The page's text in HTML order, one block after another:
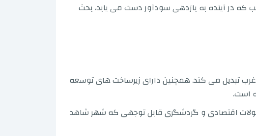
که در آینده به بازدهی سودآور دست می یابد، بحث
غرب تبدیل می کند. همچنین دارای زیرساخت های توسعه
است.
اقتصادی و گردشگری قابل توجهی که شهر شاهد